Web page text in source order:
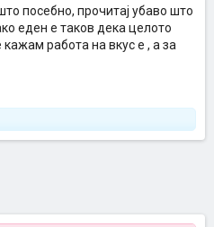
посебно, прочитај убаво што
еден е таков дека целото
работа на вкус е , а за